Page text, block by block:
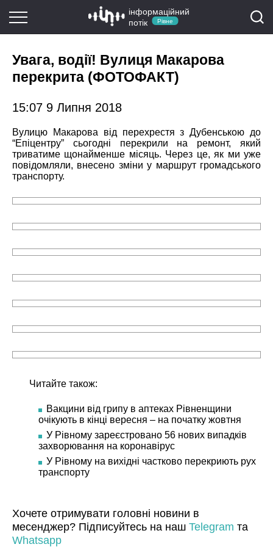
інформаційний
потік
Рівне
Увага, водії! Вулиця Макарова
перекрита (ФОТОФАКТ)
15:07 9 Липня 2018
Вулицю Макарова від перехрестя з Дубенською до
“Епіцентру” сьогодні перекрили на ремонт, який
триватиме щонайменше місяць. Через це, як ми уже
повідомляли, внесено зміни у маршрут громадського
транспорту.
Читайте також:
Вакцини від грипу в аптеках Рівненщини
очікують в кінці вересня – на початку жовтня
У Рівному зареєстровано 56 нових випадків
захворювання на коронавірус
У Рівному на вихідні частково перекриють рух
транспорту
Хочете отримувати головні новини в
месенджер? Підписуйтесь на наш Telegram та
Whatsapp